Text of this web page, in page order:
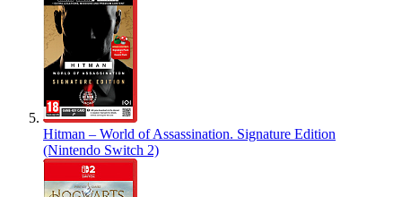
Hitman – World of Assassination. Signature Edition
(Nintendo Switch 2)